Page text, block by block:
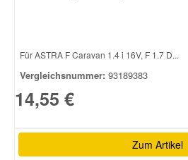
Für ASTRA F Caravan 1.4 i 16V, F 1.7 D...
Vergleichsnummer: 93189383
14,55 €
Zum Artikel